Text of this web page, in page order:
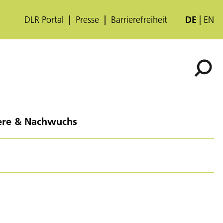
DLR Portal Presse Barrierefreiheit DE EN
& Nachwuchs